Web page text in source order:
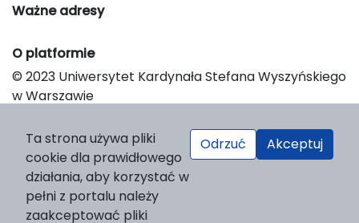
Ważne adresy
O platformie
© 2023 Uniwersytet Kardynała Stefana Wyszyńskiego
w Warszawie
Platform & Workflow by OJS/PKP
Ta strona używa pliki
cookie dla prawidłowego
działania, aby korzystać w
pełni z portalu należy
zaakceptować pliki
Odrzuć Akceptuj